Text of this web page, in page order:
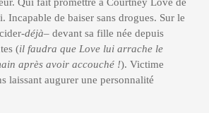
Incapable de baiser sans drogues. Sur le
déjà– devant sa fille née depuis
(il faudra que Love lui arrache le
après avoir accouché !). Victime
laissant augurer une personnalité